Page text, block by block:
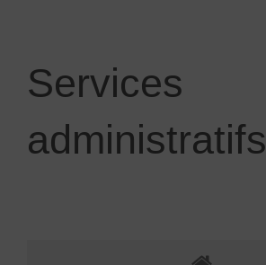
Services
administratifs